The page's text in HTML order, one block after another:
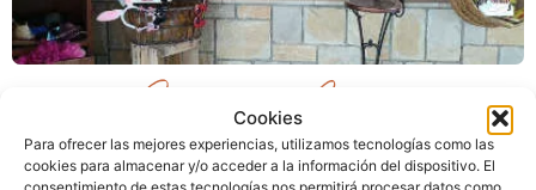
Cookies
Para ofrecer las mejores experiencias, utilizamos tecnologías como las
cookies para almacenar y/o acceder a la información del dispositivo. El
consentimiento de estas tecnologías nos permitirá procesar datos como
Laura e Iván